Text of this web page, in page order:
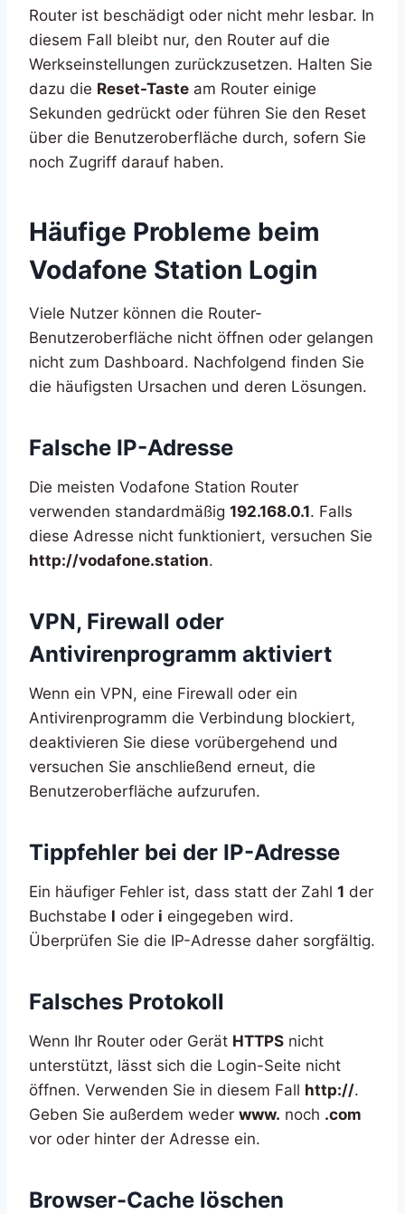
Router ist beschädigt oder nicht mehr lesbar. In
diesem Fall bleibt nur, den Router auf die
Werkseinstellungen zurückzusetzen. Halten Sie
dazu die Reset-Taste am Router einige
Sekunden gedrückt oder führen Sie den Reset
über die Benutzeroberfläche durch, sofern Sie
noch Zugriff darauf haben.
Häufige Probleme beim
Vodafone Station Login
Viele Nutzer können die Router-
Benutzeroberfläche nicht öffnen oder gelangen
nicht zum Dashboard. Nachfolgend finden Sie
die häufigsten Ursachen und deren Lösungen.
Falsche IP-Adresse
Die meisten Vodafone Station Router
verwenden standardmäßig 192.168.0.1. Falls
diese Adresse nicht funktioniert, versuchen Sie
http://vodafone.station.
VPN, Firewall oder
Antivirenprogramm aktiviert
Wenn ein VPN, eine Firewall oder ein
Antivirenprogramm die Verbindung blockiert,
deaktivieren Sie diese vorübergehend und
versuchen Sie anschließend erneut, die
Benutzeroberfläche aufzurufen.
Tippfehler bei der IP-Adresse
Ein häufiger Fehler ist, dass statt der Zahl 1 der
Buchstabe l oder i eingegeben wird.
Überprüfen Sie die IP-Adresse daher sorgfältig.
Falsches Protokoll
Wenn Ihr Router oder Gerät HTTPS nicht
unterstützt, lässt sich die Login-Seite nicht
öffnen. Verwenden Sie in diesem Fall http://.
Geben Sie außerdem weder www. noch .com
vor oder hinter der Adresse ein.
Browser-Cache löschen